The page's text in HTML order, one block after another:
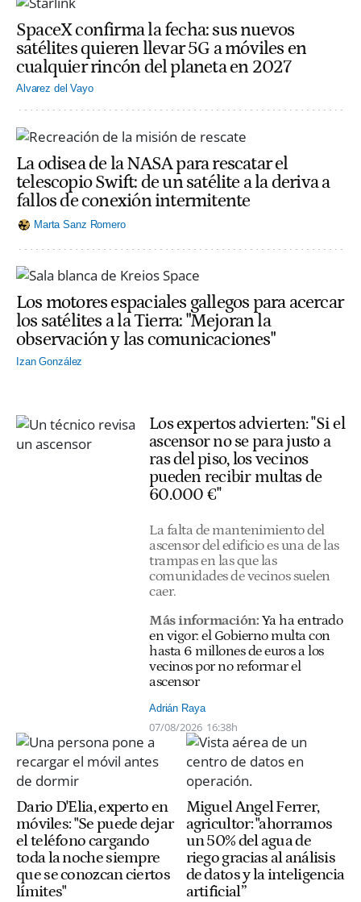
SpaceX confirma la fecha: sus nuevos
satélites quieren llevar 5G a móviles en
cualquier rincón del planeta en 2027
Alvarez del Vayo
La odisea de la NASA para rescatar el
telescopio Swift: de un satélite a la deriva a
fallos de conexión intermitente
Marta Sanz Romero
Los motores espaciales gallegos para acercar
los satélites a la Tierra: "Mejoran la
observación y las comunicaciones"
Izan González
Los expertos advierten: "Si el
ascensor no se para justo a
ras del piso, los vecinos
pueden recibir multas de
60.000 €"
La falta de mantenimiento del
ascensor del edificio es una de las
trampas en las que las
comunidades de vecinos suelen
caer.
Más información: Ya ha entrado
en vigor: el Gobierno multa con
hasta 6 millones de euros a los
vecinos por no reformar el
ascensor
Adrián Raya
07/08/2026 16:38h
Dario D'Elia, experto en
móviles: "Se puede dejar
el teléfono cargando
toda la noche siempre
que se conozcan ciertos
límites"
Miguel Angel Ferrer,
agricultor: "ahorramos
un 50% del agua de
riego gracias al análisis
de datos y la inteligencia
artificial”